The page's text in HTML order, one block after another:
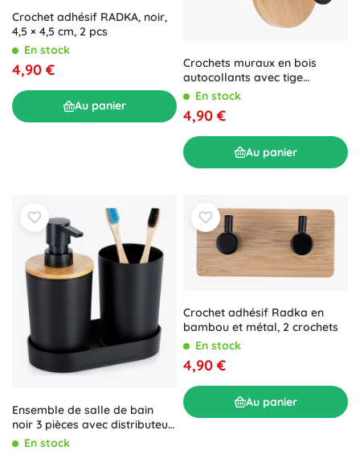
Crochet adhésif RADKA, noir,
4,5 × 4,5 cm, 2 pcs
En stock
4,90 €
Au panier
Crochets muraux en bois
autocollants avec tige
métallique noire 5 cm, lot de 2
En stock
4,90 €
Au panier
Ensemble de salle de bain
noir 3 pièces avec distributeur
et éléments en bambou
En stock
Crochet adhésif Radka en
bambou et métal, 2 crochets
En stock
4,90 €
Au panier